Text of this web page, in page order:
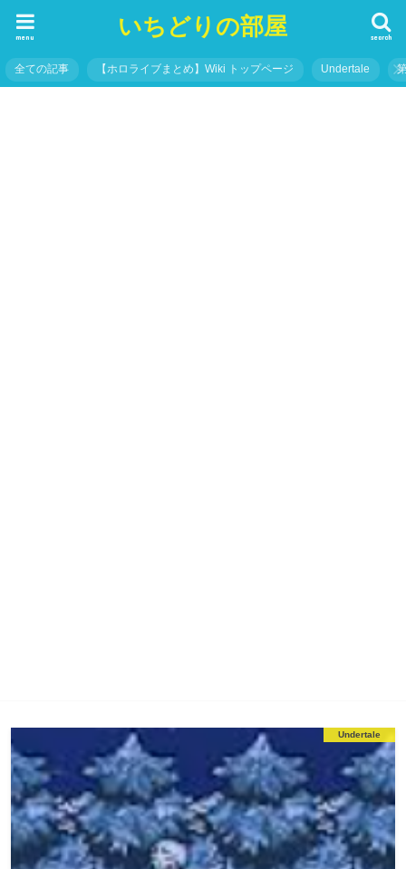
いちどりの部屋 search
menu
全ての記事 【ホロライブまとめ】Wiki トップページ Undertale
Undertale